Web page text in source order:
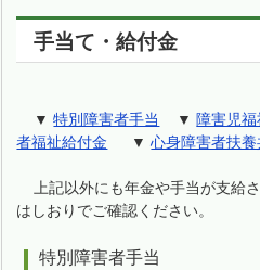
手当て・給付金
▼特別障害者手当 ▼ 障害児福
者福祉給付金 ▼心身障害者扶
上記以外にも年金や手当が支給
はしおりでご確認ください。
特別障害者手当